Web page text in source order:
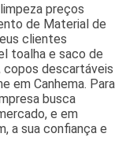
preços
de Material de
clientes
toalha e saco de
copos descartáveis
em Canhema. Para
busca
e em
a sua confiança e